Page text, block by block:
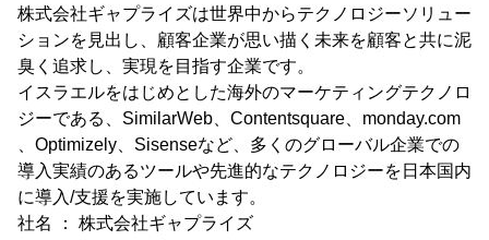
株式会社ギャプライズは世界中からテクノロジーソリュー
ションを見出し、顧客企業が思い描く未来を顧客と共に泥
臭く追求し、実現を目指す企業です。
イスラエルをはじめとした海外のマーケティングテクノロ
ジーである、SimilarWeb、Contentsquare、monday.com
、Optimizely、Sisenseなど、多くのグローバル企業での
導入実績のあるツールや先進的なテクノロジーを日本国内
に導入/支援を実施しています。
社名 ： 株式会社ギャプライズ